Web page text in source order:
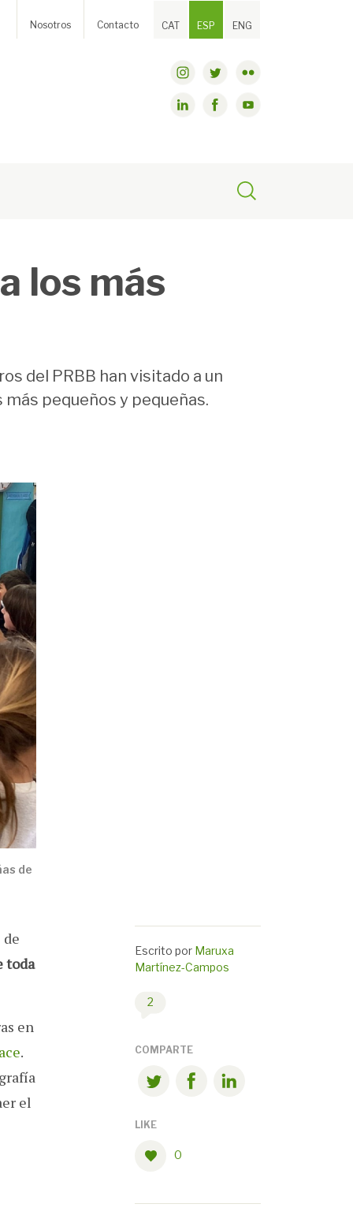
CAT ESP ENG
Nosotros Contacto
los más
del PRBB han visitado a un
pequeños y pequeñas.
de
toda
en
.
el
Escrito por Maruxa
Martínez-Campos
2
COMPARTE
LIKE
0